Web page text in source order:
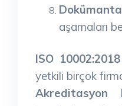
aşamaları
ISO
yetkili birçok
Akreditasyon